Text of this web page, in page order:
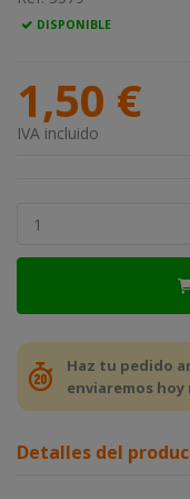
DISPONIBLE
1,50 €
IVA incluido
Haz tu pedido
enviaremos hoy
Detalles del